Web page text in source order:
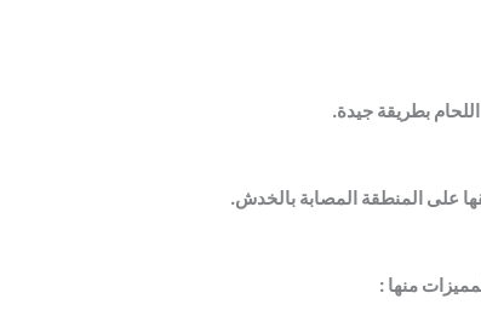
بطريقة جيدة.
على المنطقة المصابة بالخدش.
منها :